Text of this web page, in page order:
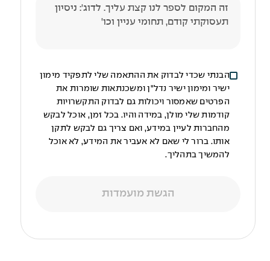
הבנתי שכדי לבדוק את ההתאמה שלי לתפקיד מימון
ישיר ומימון ישיר נדל"ן ומשכנתאות שומרות את
הפרטים שאמסור ויכולות גם לבדוק התקשרויות
קודמות שלי מולן, במידה והיו. בכל זמן, אוכל לבקש
מהחברות לעיין במידע, ואם צריך גם לבקש לתקן
אותו. ברור לי שאם לא אעביר את המידע, לא אוכל
להמשיך בתהליך.
הגשת מועמדות